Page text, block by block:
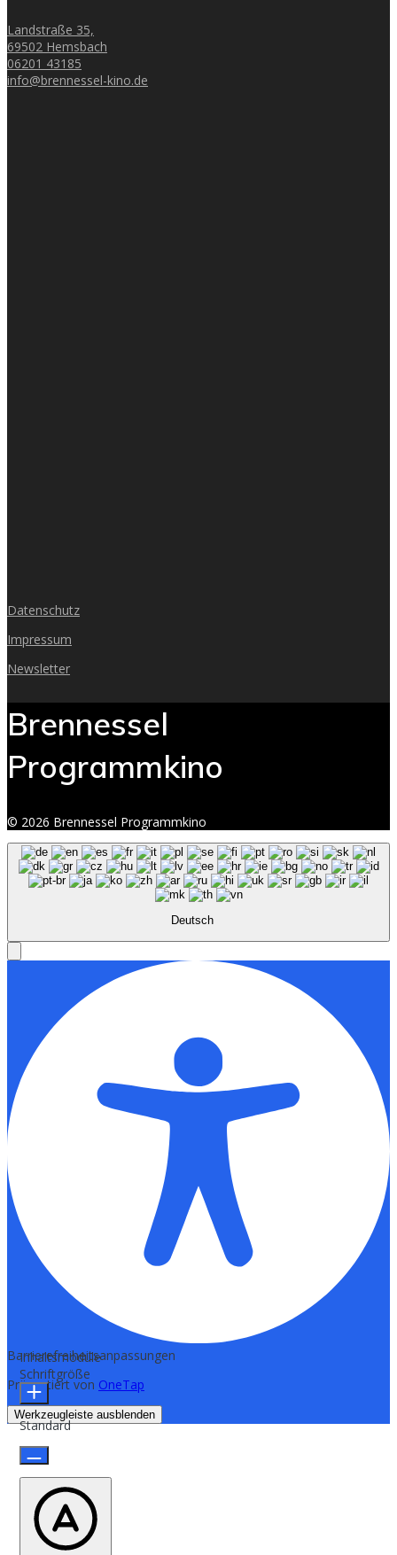
Landstraße 35,
69502 Hemsbach
06201 43185
info@brennessel-kino.de
Datenschutz
Impressum
Newsletter
Brennessel
Programmkino
© 2026 Brennessel Programmkino
Deutsch
Barrierefreiheitsanpassungen
Präsentiert von OneTap
Werkzeugleiste ausblenden
Inhaltsmodule
Schriftgröße
Standard